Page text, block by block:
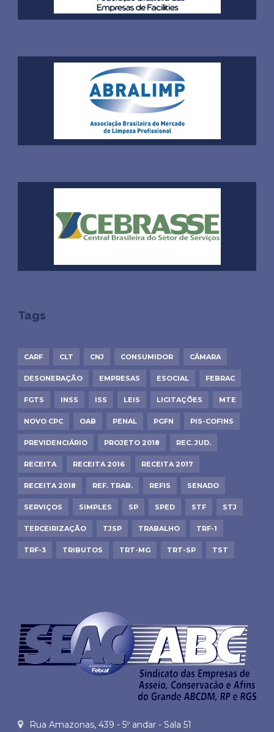
Tags
CARF CLT CNJ CONSUMIDOR CÂMARA
DESONERAÇÃO EMPRESAS ESOCIAL FEBRAC
FGTS INSS ISS LEIS LICITAÇÕES MTE
NOVO CPC OAB PENAL PGFN PIS-COFINS
PREVIDENCIÁRIO PROJETO 2018 REC. JUD.
RECEITA RECEITA 2016 RECEITA 2017
RECEITA 2018 REF. TRAB. REFIS SENADO
SERVIÇOS SIMPLES SP SPED STF STJ
TERCEIRIZAÇÃO TJSP TRABALHO TRF-1
TRF-3 TRIBUTOS TRT-MG TRT-SP TST
Rua Amazonas, 439 - 5º andar - Sala 51